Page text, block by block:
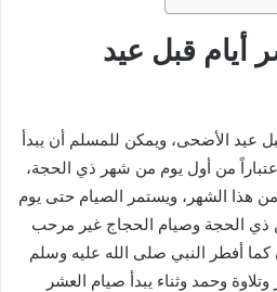
أيام قبل عيد
عيد الأضحى، ويمكن للمسلم أن يبدأ
من أول يوم من شهر ذي الحجة،
والذي يكون في 19/6/2023 من هذا الشهر، ويستمر الصيام حتى يوم
ذي الحجة وصيام الحجاج غير مرحب
أفطر النبي صلى الله عليه وسلم
وحمد وثناء يبدأ صيام العشر